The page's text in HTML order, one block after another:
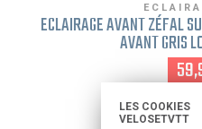
LES COOKIES
VELOSETVTT
ECLAIRAGE AVANT ZÉFAL
AVANT GRIS